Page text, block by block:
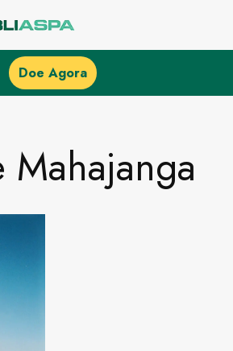
Doe Agora
Mahajanga